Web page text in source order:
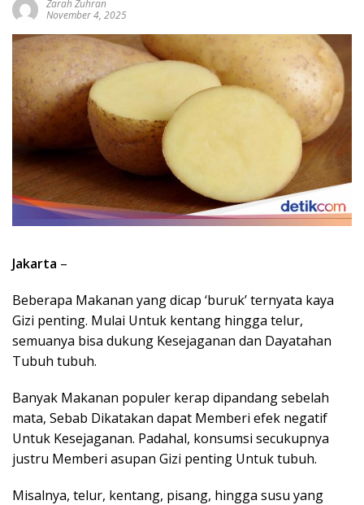
Zarah Zuhran
November 4, 2025
Jakarta –
Beberapa Makanan yang dicap ‘buruk’ ternyata kaya
Gizi penting. Mulai Untuk kentang hingga telur,
semuanya bisa dukung Kesejaganan dan Dayatahan
Tubuh tubuh.
Banyak Makanan populer kerap dipandang sebelah
mata, Sebab Dikatakan dapat Memberi efek negatif
Untuk Kesejaganan. Padahal, konsumsi secukupnya
justru Memberi asupan Gizi penting Untuk tubuh.
Misalnya, telur, kentang, pisang, hingga susu yang